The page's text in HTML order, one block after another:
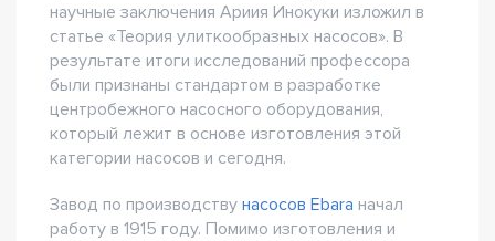
научные заключения Ариия Инокуки изложил в
статье «Теория улиткообразных насосов». В
результате итоги исследований профессора
были признаны стандартом в разработке
центробежного насосного оборудования,
который лежит в основе изготовления этой
категории насосов и сегодня.
Завод по производству насосов Ebara начал
работу в 1915 году. Помимо изготовления и